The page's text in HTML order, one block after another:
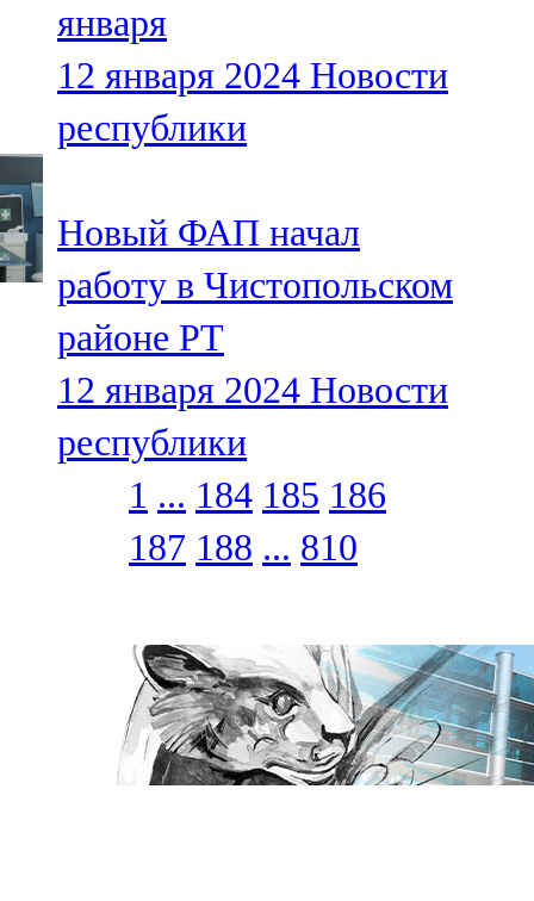
января
12 января 2024 Новости
республики
Новый ФАП начал
работу в Чистопольском
районе РТ
12 января 2024 Новости
республики
1 ... 184 185 186
187 188 ... 810